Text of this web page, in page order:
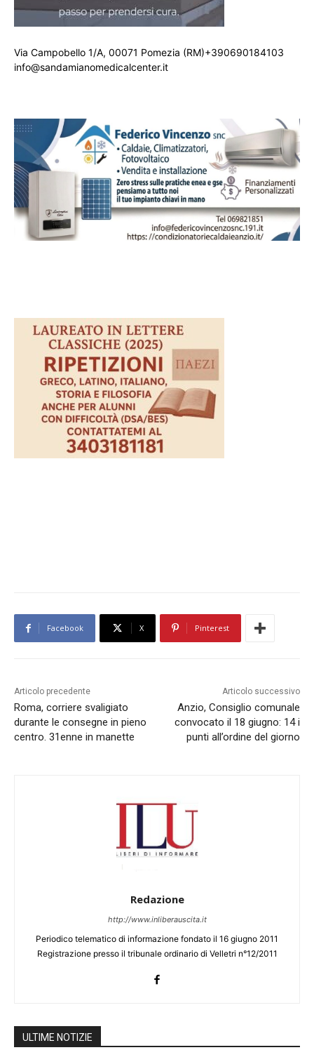
Via Campobello 1/A, 00071 Pomezia (RM)+390690184103
info@sandamianomedicalcenter.it
Facebook X Pinterest
Articolo precedente
Roma, corriere svaligiato
durante le consegne in pieno
centro. 31enne in manette
Articolo successivo
Anzio, Consiglio comunale
convocato il 18 giugno: 14 i
punti all’ordine del giorno
Redazione
http://www.inliberauscita.it
Periodico telematico di informazione fondato il 16 giugno 2011
Registrazione presso il tribunale ordinario di Velletri n°12/2011
ULTIME NOTIZIE